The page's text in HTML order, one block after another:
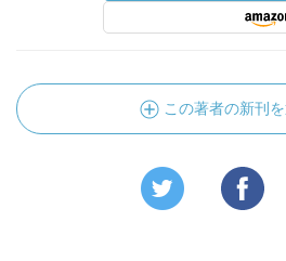
この著者の新刊